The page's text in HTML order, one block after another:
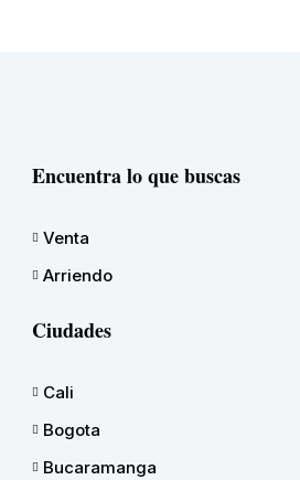
Encuentra lo que buscas
Venta
Arriendo
Ciudades
Cali
Bogota
Bucaramanga